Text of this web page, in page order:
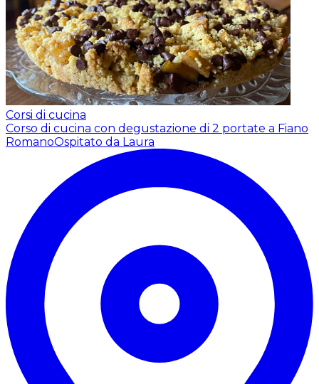
Corsi di cucina
Corso di cucina con degustazione di 2 portate a Fiano
RomanoOspitato da Laura